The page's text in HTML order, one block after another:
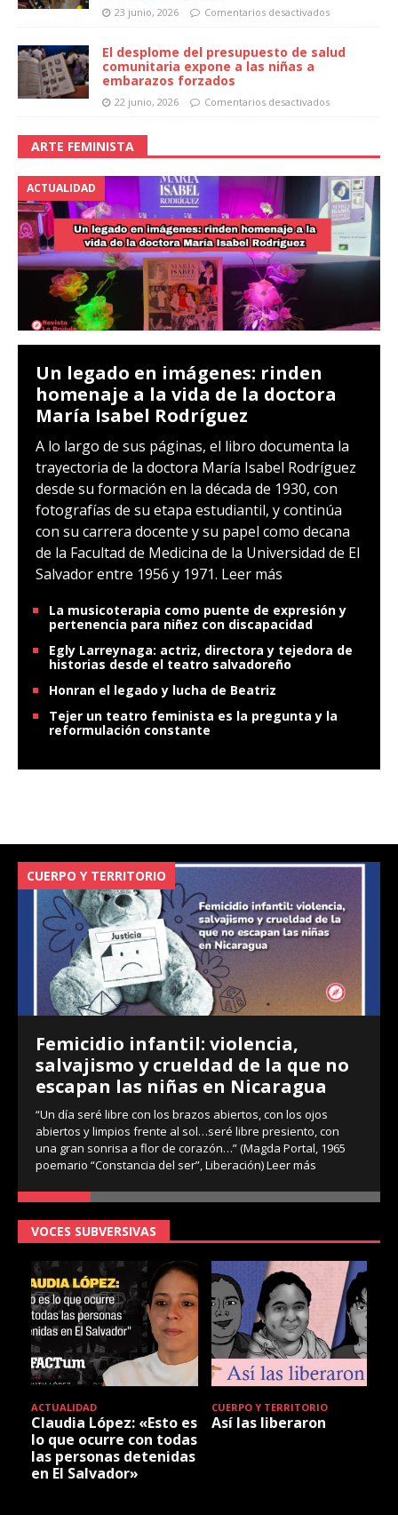
23 junio, 2026 Comentarios desactivados
El desplome del presupuesto de salud
comunitaria expone a las niñas a
embarazos forzados
22 junio, 2026 Comentarios desactivados
ARTE FEMINISTA
ACTUALIDAD
Un legado en imágenes: rinden
homenaje a la vida de la doctora
María Isabel Rodríguez
A lo largo de sus páginas, el libro documenta la
trayectoria de la doctora María Isabel Rodríguez
desde su formación en la década de 1930, con
fotografías de su etapa estudiantil, y continúa
con su carrera docente y su papel como decana
de la Facultad de Medicina de la Universidad de El
Salvador entre 1956 y 1971. Leer más
La musicoterapia como puente de expresión y
pertenencia para niñez con discapacidad
Egly Larreynaga: actriz, directora y tejedora de
historias desde el teatro salvadoreño
Honran el legado y lucha de Beatriz
Tejer un teatro feminista es la pregunta y la
reformulación constante
CUERPO Y TERRITORIO
Femicidio infantil: violencia,
salvajismo y crueldad de la que no
escapan las niñas en Nicaragua
“Un día seré libre con los brazos abiertos, con los ojos
abiertos y limpios frente al sol…seré libre presiento, con
una gran sonrisa a flor de corazón…” (Magda Portal, 1965
poemario “Constancia del ser”, Liberación)Leer más
VOCES SUBVERSIVAS
ACTUALIDAD
Claudia López: «Esto es
lo que ocurre con todas
las personas detenidas
en El Salvador»
CUERPO Y TERRITORIO
Así las liberaron